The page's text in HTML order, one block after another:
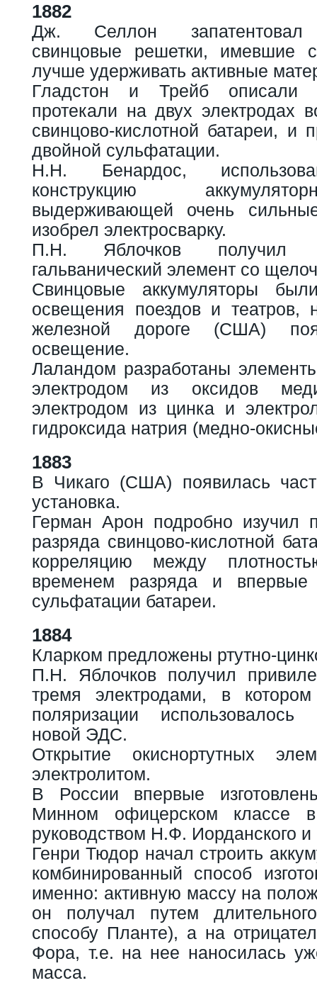
1882
Дж. Селлон запатентовал
свинцовые решетки, имевшие
лучше удерживать активные
Гладстон и Трейб описали
протекали на двух электродах
свинцово-кислотной батареи, и
двойной сульфатации.
Н.Н. Бенардос,
конструкцию
выдерживающей очень
изобрел электросварку.
П.Н. Яблочков получил
гальванический элемент со
Свинцовые аккумуляторы
освещения поездов и театров,
железной дороге (США)
освещение.
Лаландом разработаны
электродом из оксидов
электродом из цинка и
гидроксида натрия (медно-
1883
В Чикаго (США) появилась
установка.
Герман Арон подробно изучил
разряда свинцово-кислотной
корреляцию между
временем разряда и впервые
сульфатации батареи.
1884
Кларком предложены ртутно-
П.Н. Яблочков получил
тремя электродами, в
поляризации
новой ЭДС.
Открытие окиснортутных
электролитом.
В России впервые
Минном офицерском классе
руководством Н.Ф. Иорданского
Генри Тюдор начал строить
комбинированный способ
именно: активную массу на
он получал путем
способу Планте), а на
Фора, т.е. на нее наносилась
масса.